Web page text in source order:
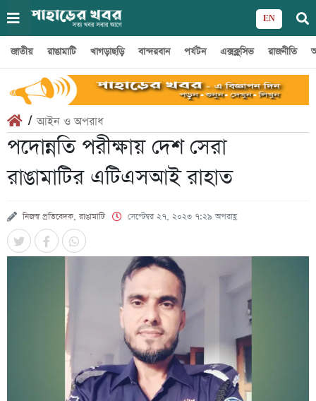
EN
জাতীয় রাঙামাটি খাগড়াছড়ি বান্দরবান পর্যটন এক্সক্লুসিভ রাজনীতি
/আইন ও অপরাধ
পদোন্নতি পরীক্ষায় দেশ সেরা
রাঙামাটির এটিএসআই রাহাত
নিজস্ব প্রতিবেদক, রাঙামাটি সেপ্টেম্বর ২৭, ২০২৩ ৭:২৯ অপরাহ্ণ